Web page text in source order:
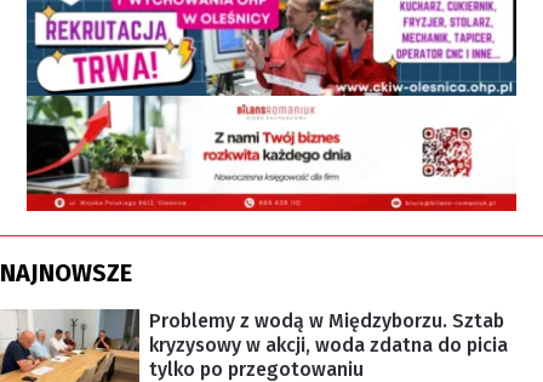
NAJNOWSZE
Problemy z wodą w Międzyborzu. Sztab
kryzysowy w akcji, woda zdatna do picia
tylko po przegotowaniu